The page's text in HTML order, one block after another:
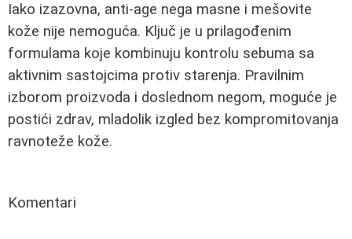
Iako izazovna, anti-age nega masne i mešovite
kože nije nemoguća. Ključ je u prilagođenim
formulama koje kombinuju kontrolu sebuma sa
aktivnim sastojcima protiv starenja. Pravilnim
izborom proizvoda i doslednom negom, moguće je
postići zdrav, mladolik izgled bez kompromitovanja
ravnoteže kože.
Komentari